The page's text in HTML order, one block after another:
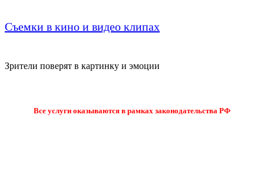
Съемки в кино и видео клипах
Зрители поверят в картинку и эмоции
Все услуги оказываются в рамках законодательства РФ